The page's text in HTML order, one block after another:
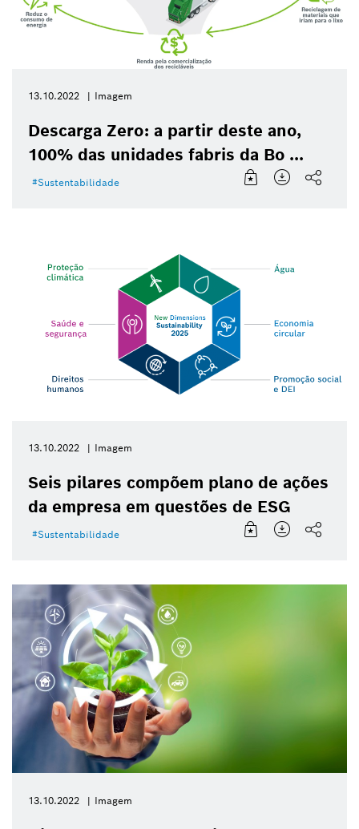
13.10.2022 Imagem
Descarga Zero: a partir deste ano,
100% das unidades fabris da Bo ...
Sustentabilidade
13.10.2022 Imagem
Seis pilares compõem plano de ações
da empresa em questões de ESG
Sustentabilidade
13.10.2022 Imagem